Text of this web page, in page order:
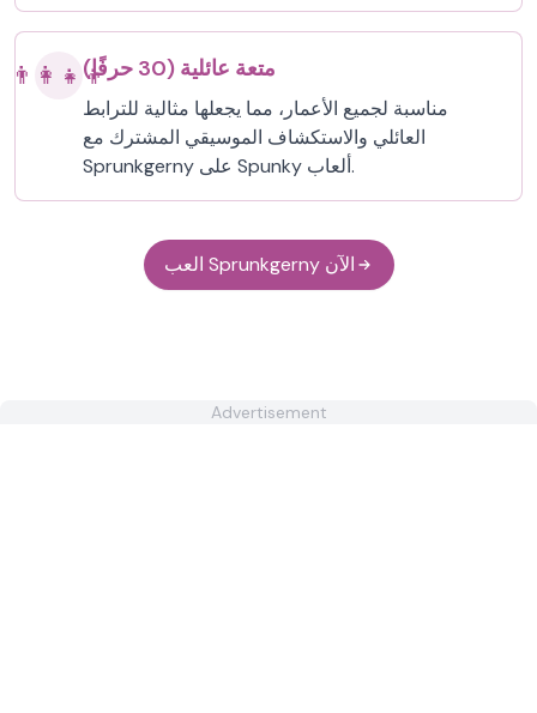
👨‍👩‍👧‍👦 متعة عائلية (30 حرفًا)
مناسبة لجميع الأعمار، مما يجعلها مثالية للترابط
العائلي والاستكشاف الموسيقي المشترك مع
Sprunkgerny على Spunky ألعاب.
العب Sprunkgerny الآن
Advertisement